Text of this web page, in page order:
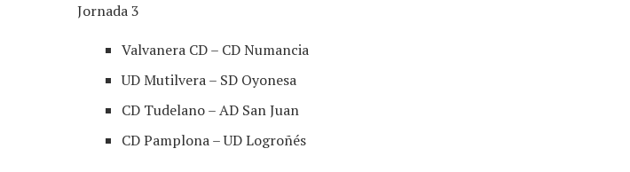
Jornada 3
Valvanera CD – CD Numancia
UD Mutilvera – SD Oyonesa
CD Tudelano – AD San Juan
CD Pamplona – UD Logroñés